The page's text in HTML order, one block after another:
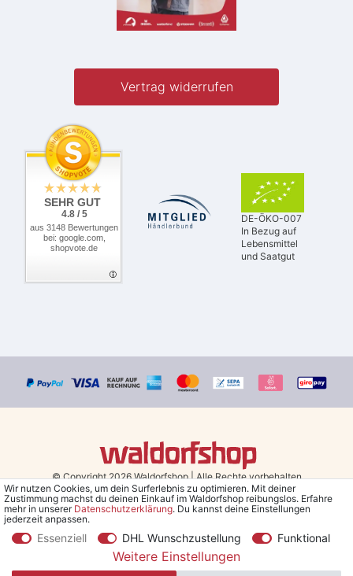
Vertrag widerrufen
SEHR GUT
4.8 / 5
aus 3148 Bewertungen
bei: google.com,
shopvote.de
DE-ÖKO-007
In Bezug auf
Lebensmittel
und Saatgut
© Copyright 2026 Waldorfshop|Alle Rechte vorbehalten.
Bestellungen mit Prio Versand bis 13 Uhr, garantierter Versand am
*Kostenlose Lieferung in Deutschland und Österreich ab 79 €.(gilt
nur für Sparversand - ausgenommen Sperrgut und Speditionsware)
Wir nutzen Cookies, um dein Surferlebnis zu optimieren. Mit deiner
Zustimmung machst du deinen Einkauf im Waldorfshop reibungslos. Erfahre
mehr in unserer Daten­schutz­erklärung. Du kannst deine Einstellungen
jederzeit anpassen.
Essenziell DHL Wunschzustellung Funktional
Weitere Einstellungen